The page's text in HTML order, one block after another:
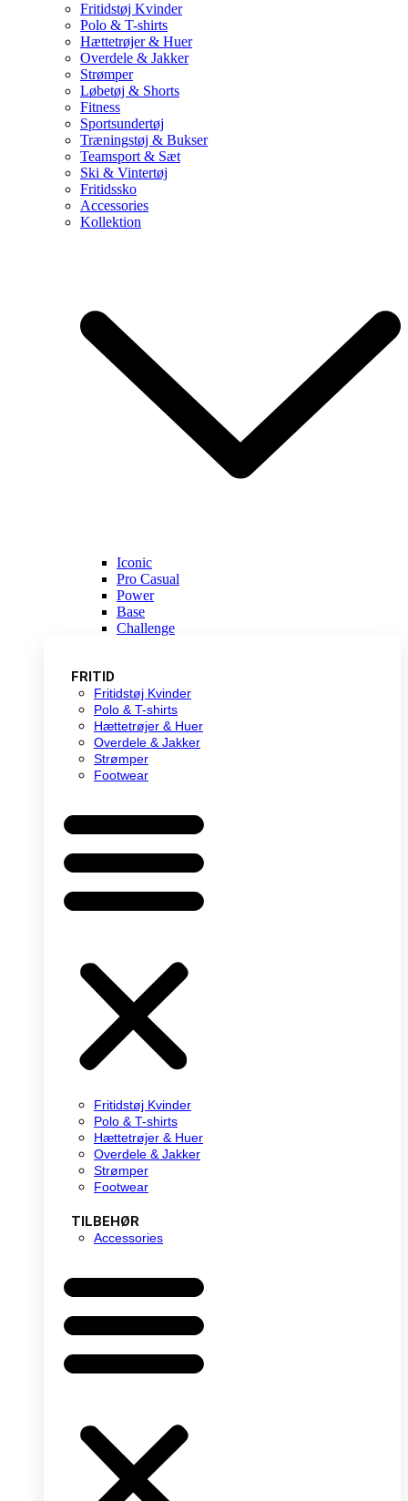
Fritidstøj Kvinder
Polo & T-shirts
Hættetrøjer & Huer
Overdele & Jakker
Strømper
Løbetøj & Shorts
Fitness
Sportsundertøj
Træningstøj & Bukser
Teamsport & Sæt
Ski & Vintertøj
Fritidssko
Accessories
Kollektion
Iconic
Pro Casual
Power
Base
Challenge
FRITID
Fritidstøj Kvinder
Polo & T-shirts
Hættetrøjer & Huer
Overdele & Jakker
Strømper
Footwear
Fritidstøj Kvinder
Polo & T-shirts
Hættetrøjer & Huer
Overdele & Jakker
Strømper
Footwear
TILBEHØR
Accessories